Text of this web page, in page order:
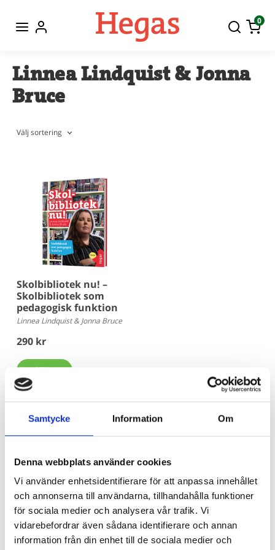
Samtycke Information Om
Denna webbplats använder cookies
Vi använder enhetsidentifierare för att anpassa innehållet
och annonserna till användarna, tillhandahålla funktioner
för sociala medier och analysera vår trafik. Vi
vidarebefordrar även sådana identifierare och annan
information från din enhet till de sociala medier och
0
Linnea Lindquist & Jonna
Bruce
Välj sortering
Skolbibliotek nu! –
Skolbibliotek som
pedagogisk funktion
Linnea Lindquist & Jonna Bruce
290 kr
Köp
Är du bibliotekarie eller pedagog? Här
Beroende på kommunens upphandlingsavtal köper du våra
böcker hos Adlibris, Bokus eller Läromedia. Spel och Flugo-
dockor? Dem köper du hos Läromedia.
Direktupphandling då? Jo, det kan du göra!Mejla oss!